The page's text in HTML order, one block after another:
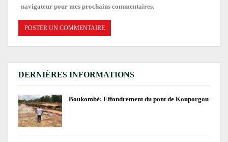
navigateur pour mes prochains commentaires.
DERNIÈRES INFORMATIONS
Boukombé: Effondrement du pont de Kouporgou